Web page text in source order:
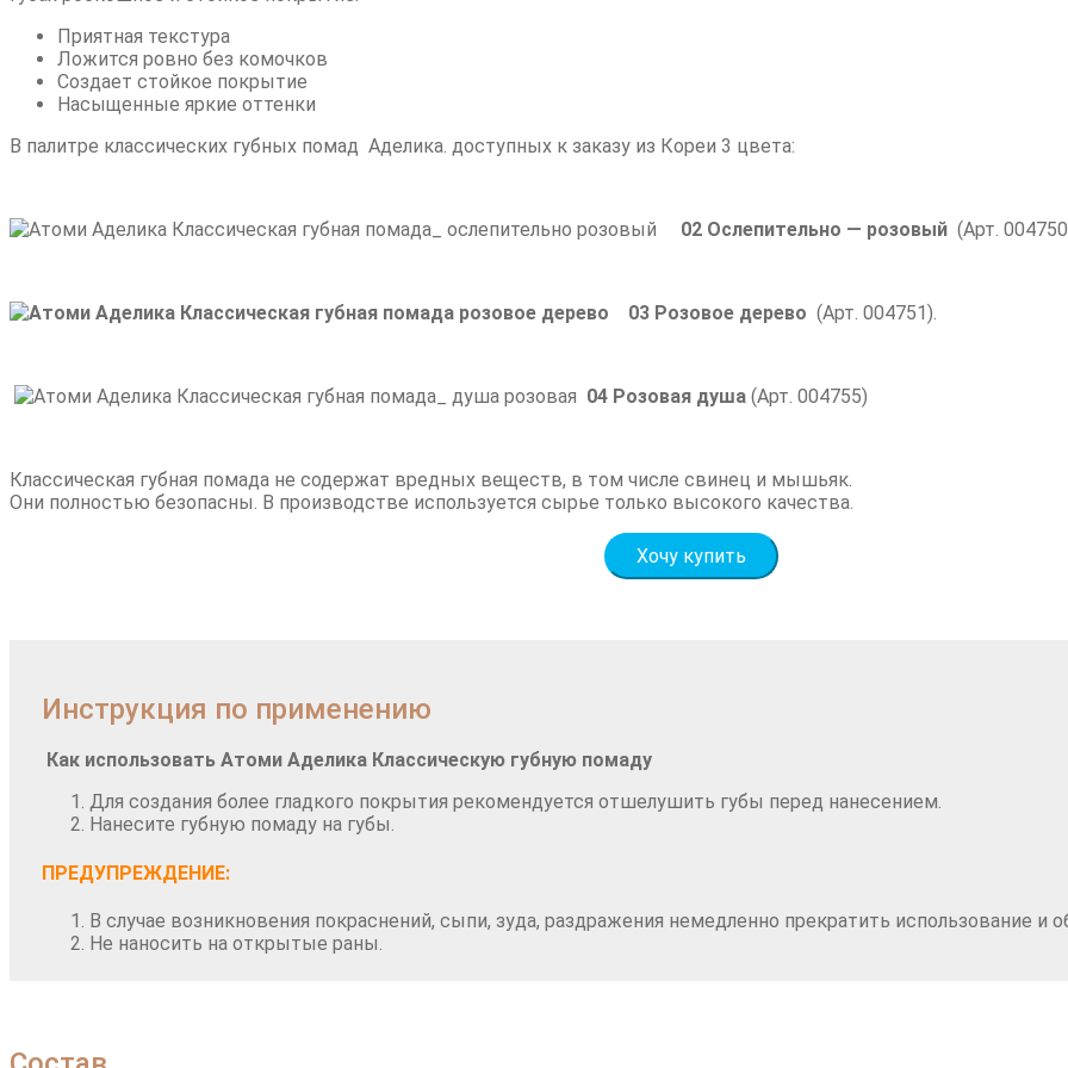
Приятная текстура
Ложится ровно без комочков
Создает стойкое покрытие
Насыщенные яркие оттенки
В палитре классических губных помад Аделика. доступных к заказу из Кореи 3 цвета:
02 Ослепительно — розовый (Арт. 004750
03 Розовое дерево (Арт. 004751).
04 Розовая душа (Арт. 004755)
Классическая губная помада не содержат вредных веществ, в том числе свинец и мышьяк.
Они полностью безопасны. В производстве используется сырье только высокого качества.
Хочу купить
Инструкция по применению
Как использовать Атоми Аделика Классическую губную помаду
Для создания более гладкого покрытия рекомендуется отшелушить губы перед нанесением.
Нанесите губную помаду на губы.
ПРЕДУПРЕЖДЕНИЕ:
В случае возникновения покраснений, сыпи, зуда, раздражения немедленно прекратить использование и
Не наносить на открытые раны.